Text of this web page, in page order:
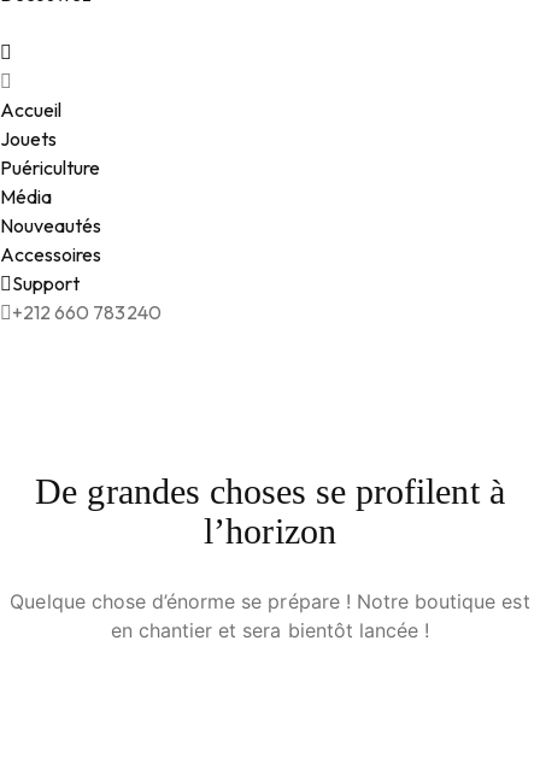
Accueil
Jouets
Puériculture
Média
Nouveautés
Accessoires
Support
+212 660 783240
De grandes choses se profilent à
l’horizon
Quelque chose d’énorme se prépare ! Notre boutique est
en chantier et sera bientôt lancée !